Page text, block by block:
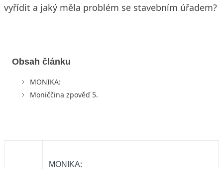
vyřídit a jaký měla problém se stavebním úřadem?
Obsah článku
MONIKA:
Moniččina zpověď 5.
MONIKA: